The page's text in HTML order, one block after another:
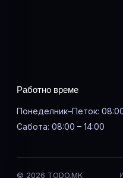
Работно време
Понеделник–Петок:
Сабота: 08:00 – 14:00
© 2026 TODO.MK